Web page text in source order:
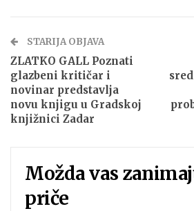
STARIJA OBJAVA
ZLATKO GALL Poznati
glazbeni kritičar i
novinar predstavlja
novu knjigu u Gradskoj
knjižnici Zadar
Možda vas
priče